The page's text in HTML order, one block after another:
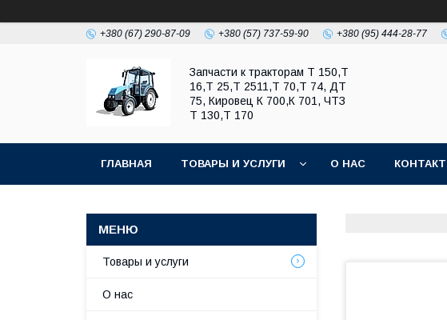
+380 (67) 290-87-09 +380 (57) 737-59-90 +380 (95) 444-28-77
Запчасти к тракторам Т 150,Т
16,Т 25,Т 2511,Т 70,Т 74, ДТ
75, Кировец К 700,К 701, ЧТЗ
Т 130,Т 170
ГЛАВНАЯ ТОВАРЫ И УСЛУГИ О НАС
Товары и услуги
О нас